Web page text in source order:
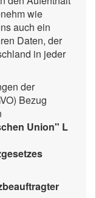
wie
auch ein
Daten, der
in jeder
der
Bezug
Union" L